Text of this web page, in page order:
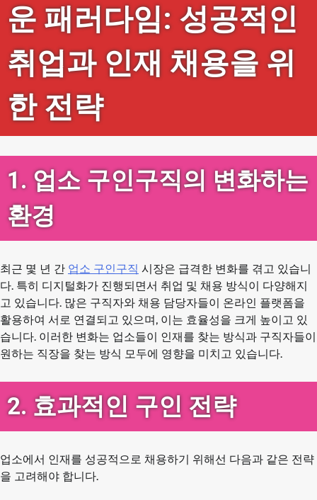
운 패러다임: 성공적인
취업과 인재 채용을 위
한 전략
1. 업소 구인구직의 변화하는
환경
최근 몇 년 간 업소 구인구직 시장은 급격한 변화를 겪고 있습니
다. 특히 디지털화가 진행되면서 취업 및 채용 방식이 다양해지
고 있습니다. 많은 구직자와 채용 담당자들이 온라인 플랫폼을
활용하여 서로 연결되고 있으며, 이는 효율성을 크게 높이고 있
습니다. 이러한 변화는 업소들이 인재를 찾는 방식과 구직자들이
원하는 직장을 찾는 방식 모두에 영향을 미치고 있습니다.
2. 효과적인 구인 전략
업소에서 인재를 성공적으로 채용하기 위해선 다음과 같은 전략
을 고려해야 합니다.